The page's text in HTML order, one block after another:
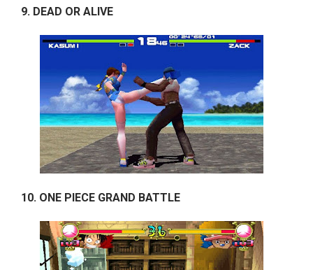
9. DEAD OR ALIVE
10. ONE PIECE GRAND BATTLE